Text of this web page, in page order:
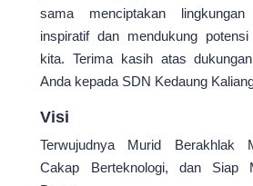
sama menciptakan
inspiratif dan mendukung
kita. Terima kasih atas
Anda kepada SDN Kedaung
Visi
Terwujudnya Murid Berakhlak
Cakap Berteknologi, dan Siap